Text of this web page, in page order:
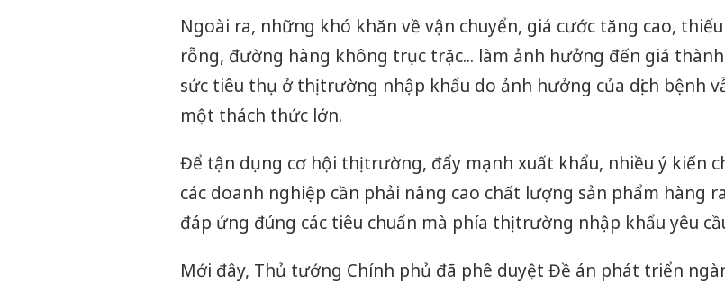
Ngoài ra, những khó khăn về vận chuyển, giá cước tăng cao,
rỗng, đường hàng không trục trặc... làm ảnh hưởng đến giá
sức tiêu thụ ở thị trường nhập khẩu do ảnh hưởng của dịch bệnh
một thách thức lớn.
Để tận dụng cơ hội thị trường, đẩy mạnh xuất khẩu, nhiều ý kiến
các doanh nghiệp cần phải nâng cao chất lượng sản phẩm hàng
đáp ứng đúng các tiêu chuẩn mà phía thị trường nhập khẩu yêu
Mới đây, Thủ tướng Chính phủ đã phê duyệt Đề án phát triển